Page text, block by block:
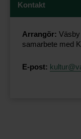
Kontakt
Arrangör: Väsby
samarbete med
E-post: